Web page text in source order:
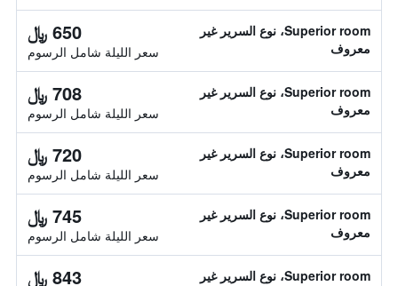
Superior room، نوع السرير غير
معروف
650 ﷼
سعر الليلة شامل الرسوم
Superior room، نوع السرير غير
معروف
708 ﷼
سعر الليلة شامل الرسوم
Superior room، نوع السرير غير
معروف
720 ﷼
سعر الليلة شامل الرسوم
Superior room، نوع السرير غير
معروف
745 ﷼
سعر الليلة شامل الرسوم
Superior room، نوع السرير غير
843 ﷼